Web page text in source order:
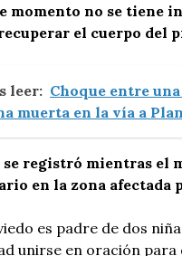
momento no se tiene
el cuerpo del
leer: Choque entre
muerta en la vía a
se registró mientras el
en la zona afectada
es padre de dos
unirse en oración para